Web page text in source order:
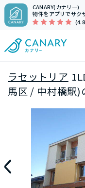
CANARY(カナリー)
物件をアプリでサク
ラセットリア
馬区 / 中村橋駅)